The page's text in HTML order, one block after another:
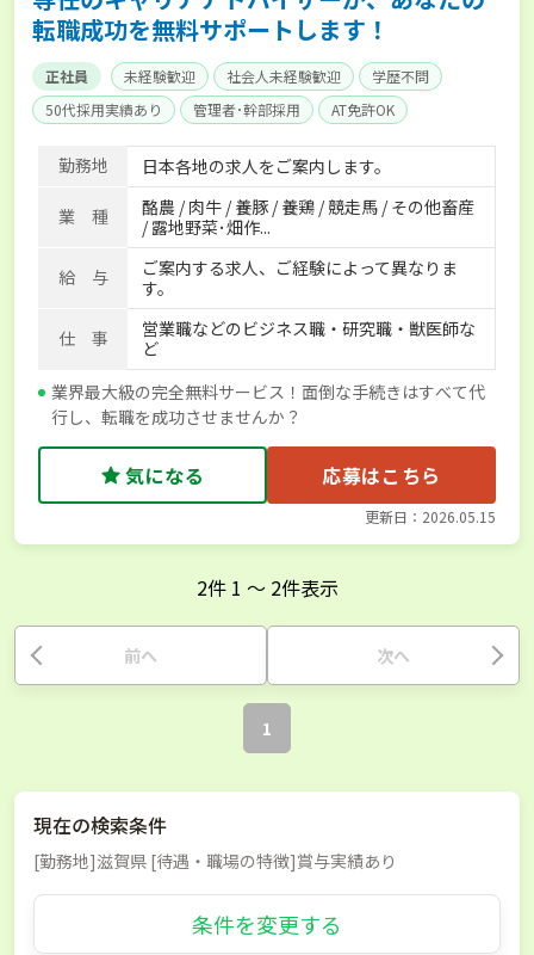
転職成功を無料サポートします！
正社員 未経験歓迎 社会人未経験歓迎
学歴不問
50代採用実績あり
管理者･幹部採用
AT免許OK
家賃補助制度あり
食事補助あり
残業月20時間以内
賞与実績あり
年間休日100日以上
経験者優遇
独立支援可能
社会保険完備 単身寮あり
世帯寮あり
寮･社宅相談可
勤務地 日本各地の求人をご案内します。
業 種
酪農 / 肉牛 / 養豚 / 養鶏 / 競走馬 / その他畜産
/ 露地野菜･畑作...
給 与
ご案内する求人、ご経験によって異なりま
す。
仕 事
営業職などのビジネス職・研究職・獣医師な
ど
業界最大級の完全無料サービス！面倒な手続きはすべて代
行し、転職を成功させませんか？
気になる 応募はこちら
更新日：2026.05.15
2件 1 〜 2件表示
前へ 次へ
1
現在の検索条件
[勤務地]滋賀県 [待遇・職場の特徴]賞与実績あり
条件を変更する